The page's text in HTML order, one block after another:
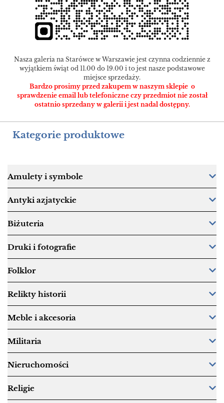
Nasza galeria na Starówce w Warszawie jest czynna codziennie z
wyjątkiem świąt od 11.00 do 19.00 i to jest nasze podstawowe
miejsce sprzedaży.
Bardzo prosimy przed zakupem w naszym sklepie o
sprawdzenie email lub telefoniczne czy przedmiot nie został
ostatnio sprzedany w galerii i jest nadal dostępny.
Kategorie produktowe
Amulety i symbole
Antyki azjatyckie
Biżuteria
Druki i fotografie
Folklor
Relikty historii
Meble i akcesoria
Militaria
Nieruchomości
Religie